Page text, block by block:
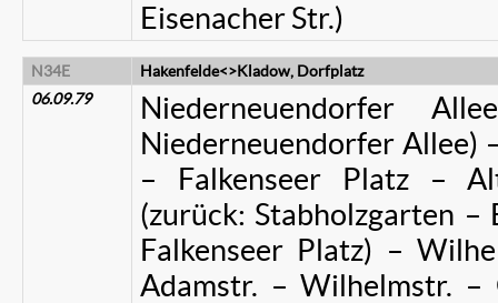
Eisenacher Str.)
N34E
Hakenfelde<>Kladow, Dorfplatz
06.09.79
Niederneuendorfer
Niederneuendorfer Allee)
– Falkenseer Platz –
(zurück: Stabholzgarten
Falkenseer Platz) –
Adamstr. – Wilhelmstr.